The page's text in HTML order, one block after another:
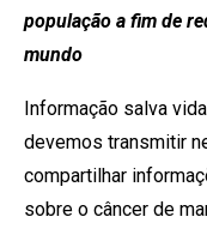
população a fim de
mundo
Informação salva
devemos transmitir
compartilhar
sobre o câncer de